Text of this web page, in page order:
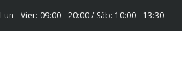
Lun - Vier: 09:00 - 20:00 / Sáb: 10:00 - 13:30